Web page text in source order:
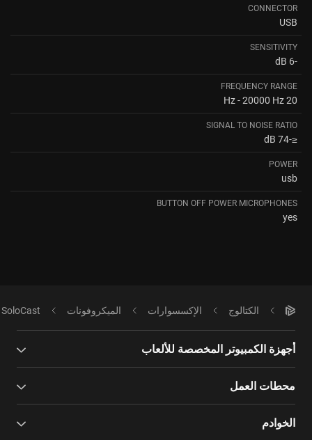
CONNECTOR
USB
SENSITIVITY
-6 dB
FREQUENCY RANGE
20 Hz - 20000 Hz
SIGNAL TO NOISE RATIO
≤-74 dB
POWER
usb
BUTTON OFF POWER MICROPHONES
yes
الكتالوج الإكسسوارات الميكروفونات
أجهزة الكمبيوتر المخصصة للألعاب
محطات العمل
الخوادم